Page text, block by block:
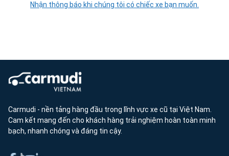
Nhận thông báo khi chúng tôi có chiếc xe bạn muốn.
Carmudi - nền tảng hàng đầu trong lĩnh vực xe cũ tại Việt Nam.
Cam kết mang đến cho khách hàng trải nghiệm hoàn toàn minh
bạch, nhanh chóng và đáng tin cậy.